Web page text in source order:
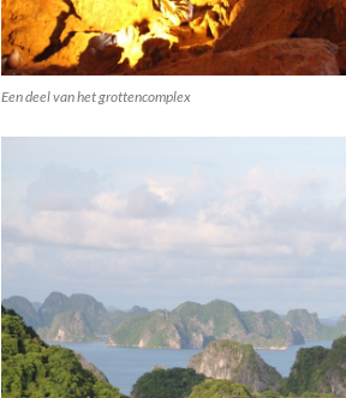
Een deel van het grottencomplex